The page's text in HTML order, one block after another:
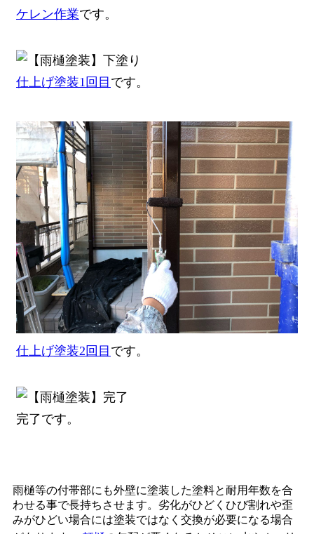
ケレン作業です。
仕上げ塗装1回目 です。
仕上げ塗装2回目 です。
完了です。
雨樋等の付帯部にも外壁に塗装した塗料と耐用年数を合
わせる事で長持ちさせます。劣化がひどくひび割れや歪
みがひどい場合には塗装ではなく交換が必要になる場合